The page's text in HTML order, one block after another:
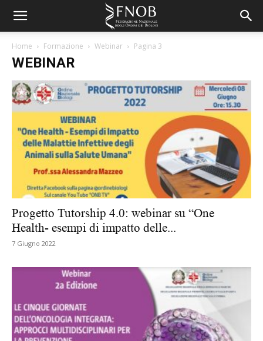
Home Formazione Webinar Pagina 3
WEBINAR
Progetto Tutorship 4.0: webinar su “One
Health- esempi di impatto delle...
7 Giugno 2022